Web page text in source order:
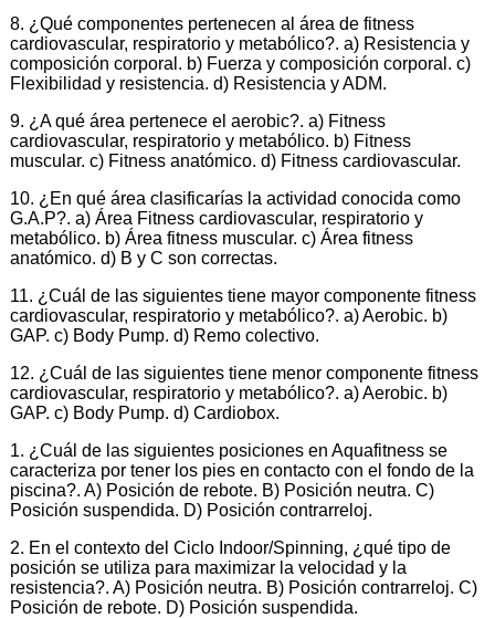
8. ¿Qué componentes pertenecen al área de fitness
cardiovascular, respiratorio y metabólico?. a) Resistencia y
composición corporal. b) Fuerza y composición corporal. c)
Flexibilidad y resistencia. d) Resistencia y ADM.
9. ¿A qué área pertenece el aerobic?. a) Fitness
cardiovascular, respiratorio y metabólico. b) Fitness
muscular. c) Fitness anatómico. d) Fitness cardiovascular.
10. ¿En qué área clasificarías la actividad conocida como
G.A.P?. a) Área Fitness cardiovascular, respiratorio y
metabólico. b) Área fitness muscular. c) Área fitness
anatómico. d) B y C son correctas.
11. ¿Cuál de las siguientes tiene mayor componente fitness
cardiovascular, respiratorio y metabólico?. a) Aerobic. b)
GAP. c) Body Pump. d) Remo colectivo.
12. ¿Cuál de las siguientes tiene menor componente fitness
cardiovascular, respiratorio y metabólico?. a) Aerobic. b)
GAP. c) Body Pump. d) Cardiobox.
1. ¿Cuál de las siguientes posiciones en Aquafitness se
caracteriza por tener los pies en contacto con el fondo de la
piscina?. A) Posición de rebote. B) Posición neutra. C)
Posición suspendida. D) Posición contrarreloj.
2. En el contexto del Ciclo Indoor/Spinning, ¿qué tipo de
posición se utiliza para maximizar la velocidad y la
resistencia?. A) Posición neutra. B) Posición contrarreloj. C)
Posición de rebote. D) Posición suspendida.